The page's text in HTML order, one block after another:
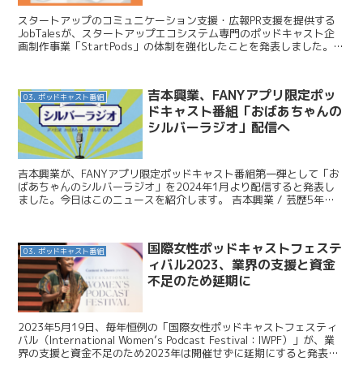
スタートアップのコミュニケーション支援・広報PR支援を提供する
JobTalesが、スタートアップエコシステム専門のポッドキャスト企
画制作事業「StartPods」の体制を強化したことを発表しました。今
03. ポッドキャスト番組
吉本興業、FANYアプリ限定ポッ
ドキャスト番組「おばあちゃんの
シルバーラジオ」配信へ
吉本興業が、FANYアプリ限定ポッドキャスト番組第一弾として「お
ばあちゃんのシルバーラジオ」を2024年1月より配信すると発表し
ました。今日はこのニュースを紹介します。 吉本興業 / 芸歴5年目
03. ポッドキャスト番組
国際女性ポッドキャストフェステ
ィバル2023、業界の支援と資金
不足のため延期に
2023年5月19日、毎年恒例の「国際女性ポッドキャストフェスティ
バル（International Women’s Podcast Festival：IWPF）」が、業
界の支援と資金不足のため2023年は開催せずに延期にすると発表し